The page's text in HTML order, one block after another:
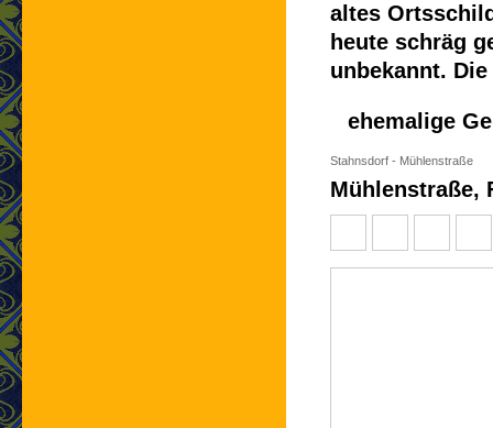
altes
heute schräg
unbekannt.
ehemalige
Stahnsdorf - Mühlenstraße
Mühlenstraße,